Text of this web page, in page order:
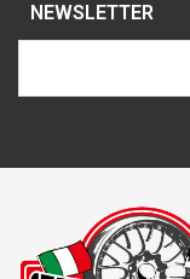
NEWSLETTER